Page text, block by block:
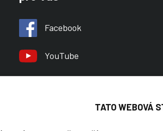
Facebook
YouTube
TATO WEBOVÁ